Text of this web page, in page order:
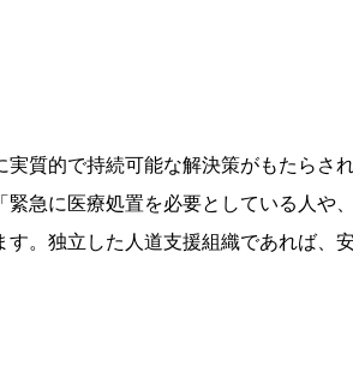
実質的で持続可能な解決策がもたら
急に医療処置を必要としている人や
。独立した人道支援組織であれば、